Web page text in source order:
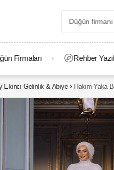
Firmaları Rehber
Ekinci Gelinlik & Abiye Hakim Yaka